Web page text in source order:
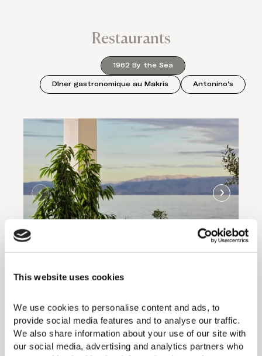
This website uses cookies
We use cookies to personalise content and ads, to
provide social media features and to analyse our traffic.
We also share information about your use of our site with
our social media, advertising and analytics partners who
Restaurants
1962 By the Sea
Dîner gastronomique au Makris Antonino's
Taverne grecque le jour et
Parcourez les sentiers sinueux qui longent la
mer jusqu’à une terrasse raffinée et relaxante
où l’eau s’étend à perte de vue. L’expérience